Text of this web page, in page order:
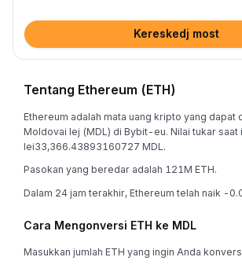
Kereskedj most
Tentang Ethereum (ETH)
Ethereum adalah mata uang kripto yang dapat
Moldovai lej (MDL) di Bybit-eu. Nilai tukar saat
lei33,366.43893160727 MDL.
Pasokan yang beredar adalah 121M ETH.
Dalam 24 jam terakhir, Ethereum telah naik -
Cara Mengonversi ETH ke MDL
Masukkan jumlah ETH yang ingin Anda